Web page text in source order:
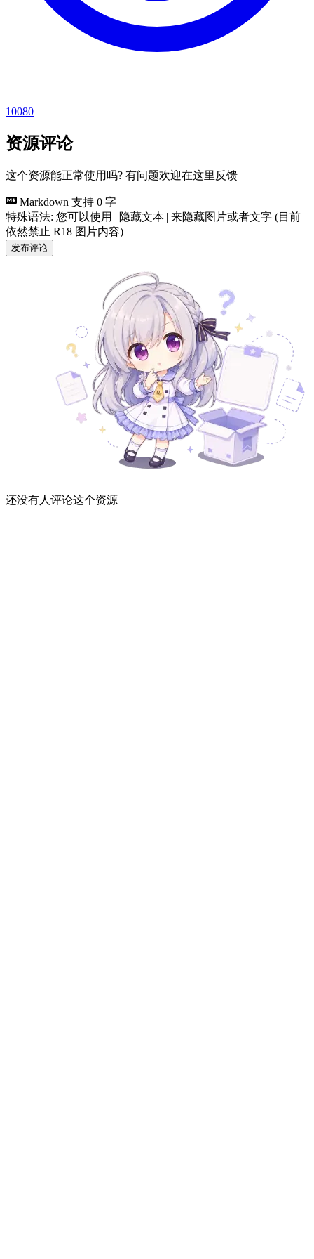
10080
资源评论
这个资源能正常使用吗? 有问题欢迎在这里反馈
Markdown 支持 0 字
特殊语法: 您可以使用 ||隐藏文本|| 来隐藏图片或者文字 (目前
依然禁止 R18 图片内容)
发布评论
还没有人评论这个资源